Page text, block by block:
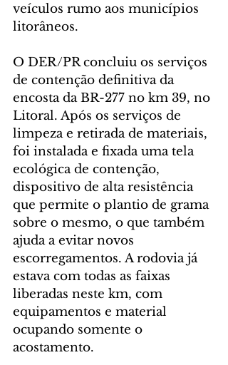
veículos rumo aos municípios
litorâneos.
O DER/PR concluiu os serviços
de contenção definitiva da
encosta da BR-277 no km 39, no
Litoral. Após os serviços de
limpeza e retirada de materiais,
foi instalada e fixada uma tela
ecológica de contenção,
dispositivo de alta resistência
que permite o plantio de grama
sobre o mesmo, o que também
ajuda a evitar novos
escorregamentos. A rodovia já
estava com todas as faixas
liberadas neste km, com
equipamentos e material
ocupando somente o
acostamento.